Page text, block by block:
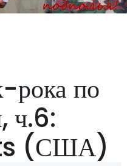
рока по
ч.6:
(США)